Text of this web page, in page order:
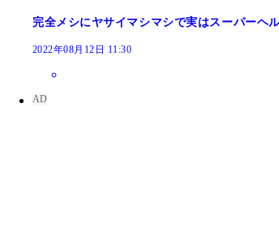
完全メシにヤサイマシマシで実はスーパーヘ
2022年08月12日 11:30